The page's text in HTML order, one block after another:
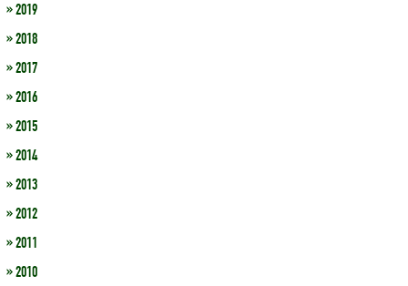
» 2019
» 2018
» 2017
» 2016
» 2015
» 2014
» 2013
» 2012
» 2011
» 2010